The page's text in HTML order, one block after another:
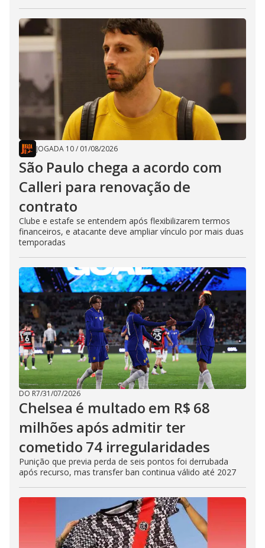
JOGADA 10/ 01/08/2026
São Paulo chega a acordo com
Calleri para renovação de
contrato
Clube e estafe se entendem após flexibilizarem termos
financeiros, e atacante deve ampliar vínculo por mais duas
temporadas
DO R7/31/07/2026
Chelsea é multado em R$ 68
milhões após admitir ter
cometido 74 irregularidades
Punição que previa perda de seis pontos foi derrubada
após recurso, mas transfer ban continua válido até 2027